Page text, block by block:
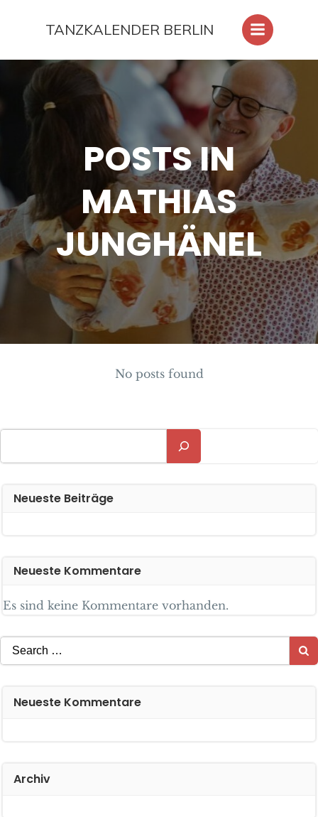
Inhalt
TANZKALENDER BERLIN
POSTS IN
MATHIAS
JUNGHÄNEL
No posts found
Neueste Beiträge
Neueste Kommentare
Es sind keine Kommentare vorhanden.
Search
for:
Neueste Kommentare
Archiv